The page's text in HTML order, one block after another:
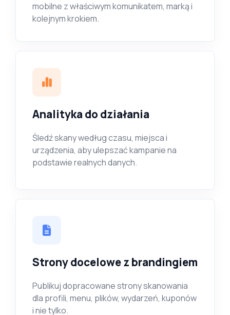
mobilne z właściwym komunikatem, marką i
kolejnym krokiem.
Analityka do działania
Śledź skany według czasu, miejsca i
urządzenia, aby ulepszać kampanie na
podstawie realnych danych.
Strony docelowe z brandingiem
Publikuj dopracowane strony skanowania
dla profili, menu, plików, wydarzeń, kuponów
i nie tylko.